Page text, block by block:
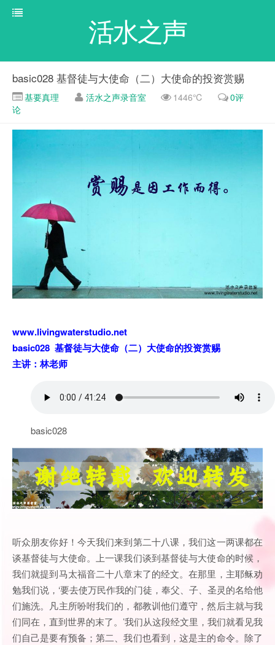
活水之声
basic028 基督徒与大使命（二）大使命的投资赏赐
基要真理 活水之声录音室 1446℃
0评
论
www.livingwaterstudio.net
basic028 基督徒与大使命（二）大使命的投资赏赐
主讲：林老师
basic028
听众朋友你好！今天我们来到第二十八课，我们这一两课都在
谈基督徒与大使命。上一课我们谈到基督徒与大使命的时候，
我们就提到马太福音二十八章末了的经文。在那里，主耶稣劝
勉我们说，‘要去使万民作我的门徒，奉父、子、圣灵的名给他
们施洗。凡主所吩咐我们的，都教训他们遵守，然后主就与我
们同在，直到世界的末了。’我们从这段经文里，我们就看见我
们自己是要有预备；第二、我们也看到，这是主的命令。除了